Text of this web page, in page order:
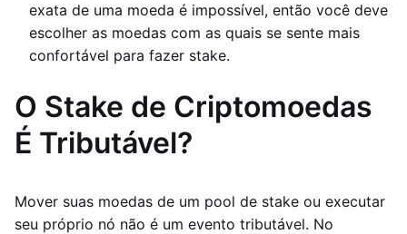
exata de uma moeda é impossível, então você deve
escolher as moedas com as quais se sente mais
confortável para fazer stake.
O Stake de Criptomoedas
É Tributável?
Mover suas moedas de um pool de stake ou executar
seu próprio nó não é um evento tributável. No